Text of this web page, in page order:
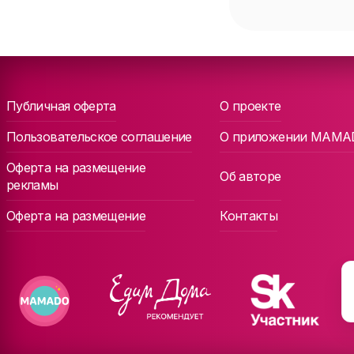
Публичная оферта О проекте
Пользовательское соглашение
О приложении
Оферта на размещение
рекламы
Об авторе
Оферта на размещение Контакты